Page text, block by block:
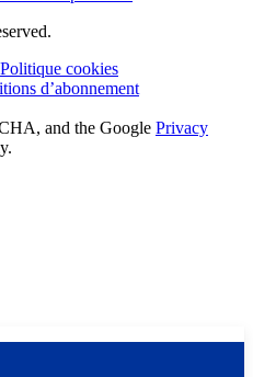
Politique cookies
d’abonnement
and the Google Privacy